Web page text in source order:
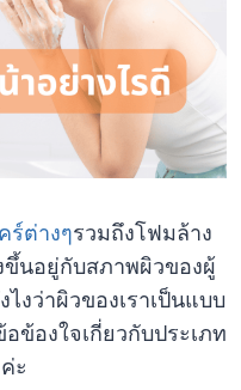
ร์ต่างๆรวมถึงโฟมล้าง
นอยู่กับสภาพผิวของผู้
งว่าผิวของเราเป็นแบบ
ข้องใจเกี่ยวกับประเภท
ะ